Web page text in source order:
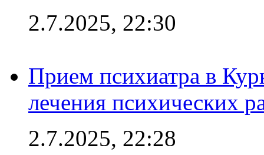
2.7.2025, 22:30
Прием психиатра в
лечения психических
2.7.2025, 22:28